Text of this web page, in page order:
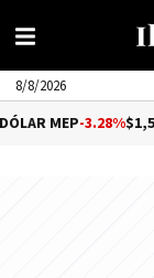
8/8/2026
MEP-3.28%